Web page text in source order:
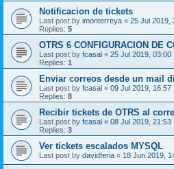
Notificacion de tickets
Last post by imonterreya « 25 Jul 2019,
Replies: 5
OTRS 6 CONFIGURACION DE
Last post by fcasal « 25 Jul 2019, 03:00
Replies: 1
Enviar correos desde un mail
Last post by fcasal « 09 Jul 2019, 16:57
Replies: 8
Recibir tickets de OTRS al
Last post by fcasal « 08 Jul 2019, 21:53
Replies: 3
Ver tickets escalados MYSQL
Last post by davidferia « 18 Jun 2019,